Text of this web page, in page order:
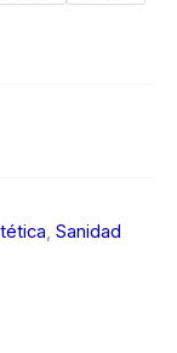
, Sanidad